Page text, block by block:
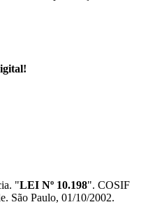
"LEI Nº 10.198". COSIF
São Paulo, 01/10/2002.